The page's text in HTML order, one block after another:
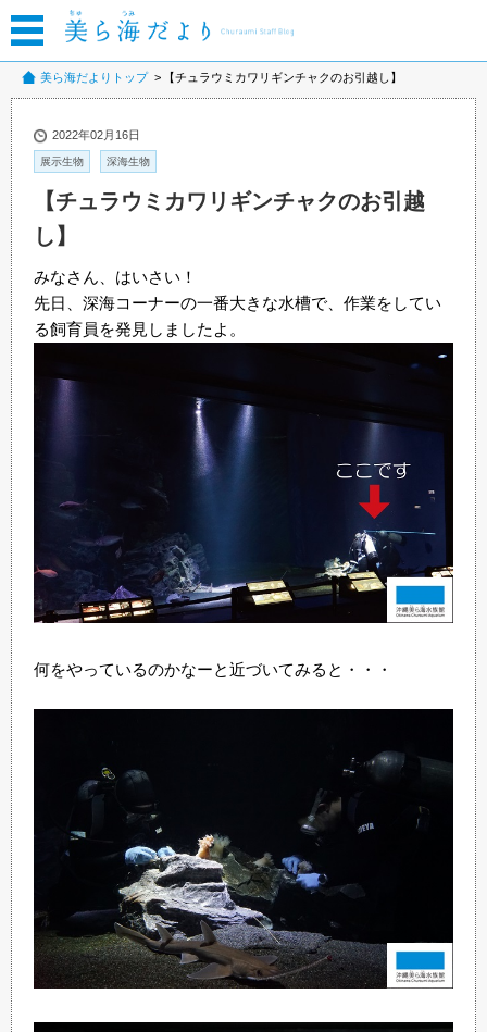
美ら海だよりトップ 【チュラウミカワリギンチャクのお引越し】
2022年02月16日
展示生物 深海生物
【チュラウミカワリギンチャクのお引越
し】
みなさん、はいさい！
先日、深海コーナーの一番大きな水槽で、作業をしてい
る飼育員を発見しましたよ。
何をやっているのかなーと近づいてみると・・・